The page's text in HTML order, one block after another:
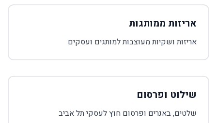
אריזות ממותגות
אריזות ושקיות מעוצבות למותגים ועסקים
שילוט ופרסום
שלטים, באנרים ופרסום חוץ לעסקי תל אביב